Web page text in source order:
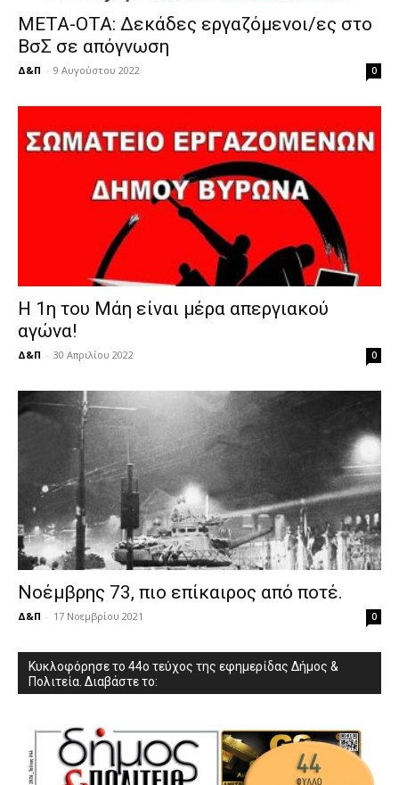
ΜΕΤΑ-ΟΤΑ: Δεκάδες εργαζόμενοι/ες στο
ΒσΣ σε απόγνωση
Δ&Π - 9 Αυγούστου 2022 0
Η 1η του Μάη είναι μέρα απεργιακού
αγώνα!
Δ&Π - 30 Απριλίου 2022 0
Νοέμβρης 73, πιο επίκαιρος από ποτέ.
Δ&Π - 17 Νοεμβρίου 2021 0
Κυκλοφόρησε το 44ο τεύχος της εφημερίδας Δήμος &
Πολιτεία. Διαβάστε το: